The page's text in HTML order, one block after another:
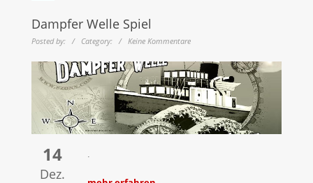
Dampfer Welle Spiel
Posted by: / Category: / Keine Kommentare
14
Dez.
.